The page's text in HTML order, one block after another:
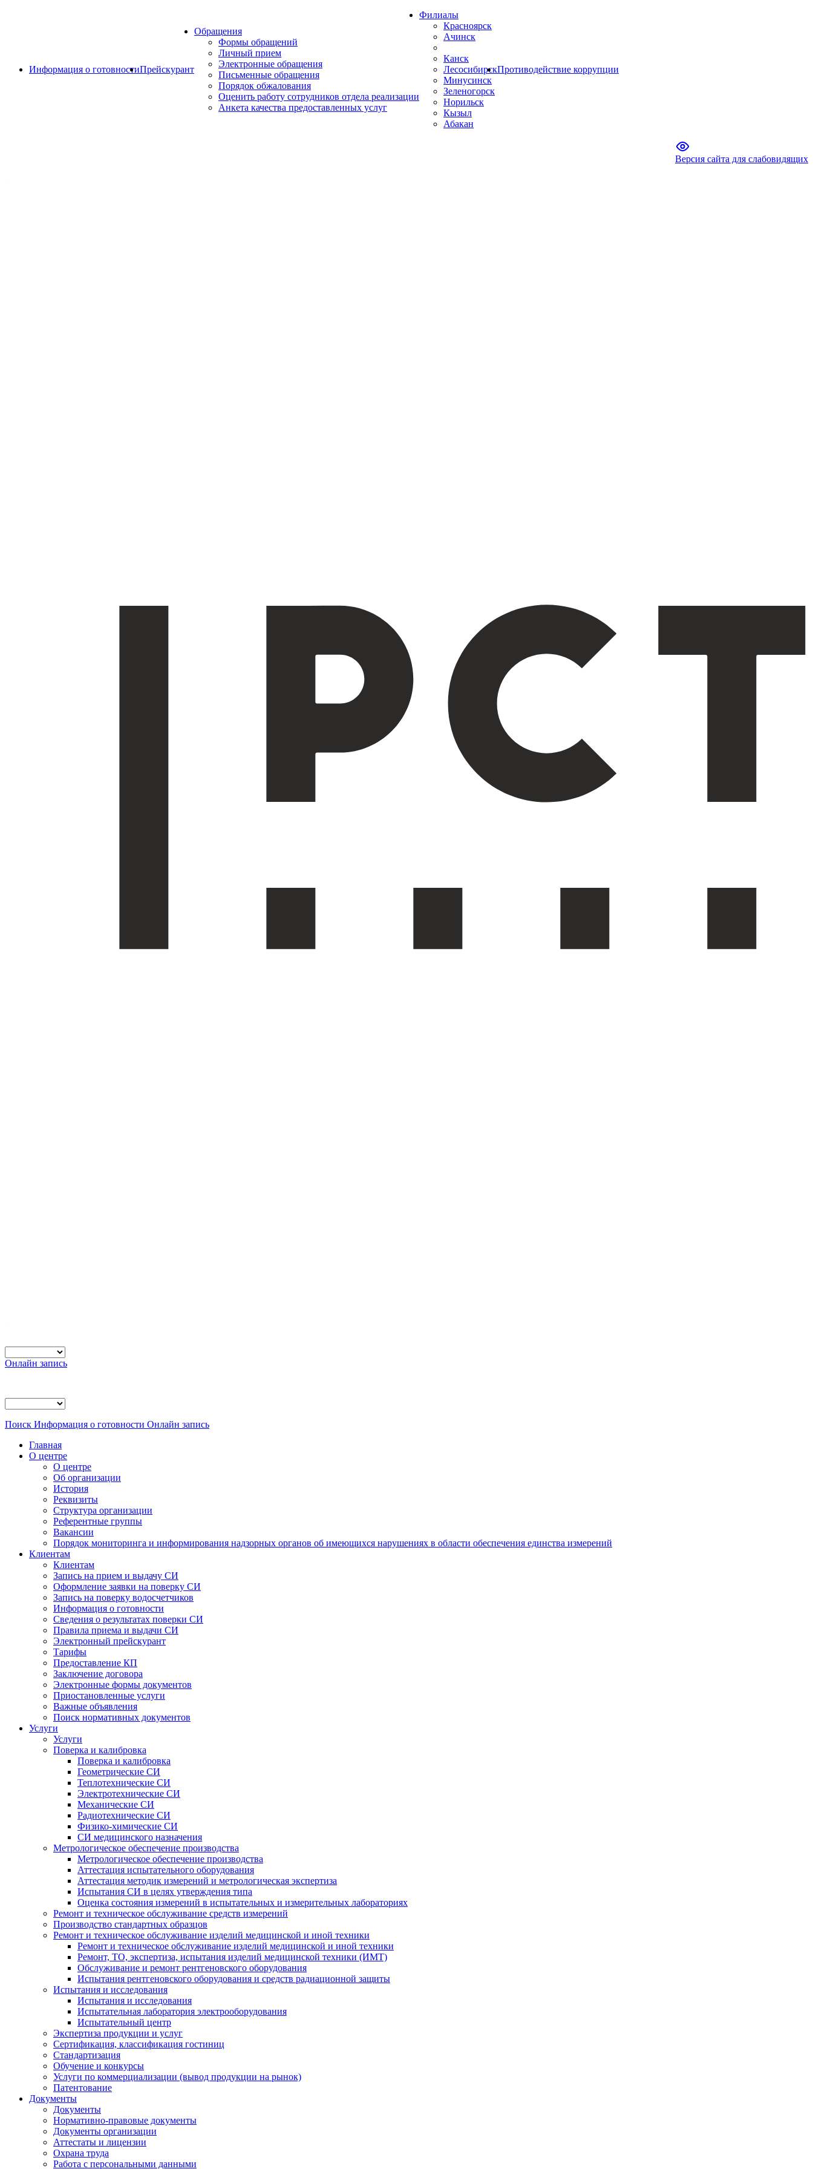
Информация о готовностиПрейскурант
Обращения
Формы обращений
Личный прием
Электронные обращения
Письменные обращения
Порядок обжалования
Оценить работу сотрудников отдела реализации
Анкета качества предоставленных услуг
Филиалы
Красноярск
Ачинск
Канск
Лесосибирск
Минусинск
Зеленогорск
Норильск
Кызыл
Абакан
Противодействие коррупции
Версия сайта для слабовидящих
Онлайн запись
Поиск Информация о готовности Онлайн запись
Главная
О центре
О центре
Об организации
История
Реквизиты
Структура организации
Референтные группы
Вакансии
Порядок мониторинга и информирования надзорных органов об имеющихся нарушениях в области обеспечения единства измерений
Клиентам
Клиентам
Запись на прием и выдачу СИ
Оформление заявки на поверку СИ
Запись на поверку водосчетчиков
Информация о готовности
Сведения о результатах поверки СИ
Правила приема и выдачи СИ
Электронный прейскурант
Тарифы
Предоставление КП
Заключение договора
Электронные формы документов
Приостановленные услуги
Важные объявления
Поиск нормативных документов
Услуги
Услуги
Поверка и калибровка
Поверка и калибровка
Геометрические СИ
Теплотехнические СИ
Электротехнические СИ
Механические СИ
Радиотехнические СИ
Физико-химические СИ
СИ медицинского назначения
Метрологическое обеспечение производства
Метрологическое обеспечение производства
Аттестация испытательного оборудования
Аттестация методик измерений и метрологическая экспертиза
Испытания СИ в целях утверждения типа
Оценка состояния измерений в испытательных и измерительных лабораториях
Ремонт и техническое обслуживание средств измерений
Производство стандартных образцов
Ремонт и техническое обслуживание изделий медицинской и иной техники
Ремонт и техническое обслуживание изделий медицинской и иной техники
Ремонт, ТО, экспертиза, испытания изделий медицинской техники (ИМТ)
Обслуживание и ремонт рентгеновского оборудования
Испытания рентгеновского оборудования и средств радиационной защиты
Испытания и исследования
Испытания и исследования
Испытательная лаборатория электрооборудования
Испытательный центр
Экспертиза продукции и услуг
Сертификация, классификация гостиниц
Стандартизация
Обучение и конкурсы
Услуги по коммерциализации (вывод продукции на рынок)
Патентование
Документы
Документы
Нормативно-правовые документы
Документы организации
Аттестаты и лицензии
Охрана труда
Работа с персональными данными